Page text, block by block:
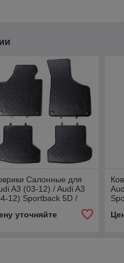
Салонные для
A3 (03-12) / Audi A3
12) Sportback 5D /
S3 (06-12) / Audi A3
14) Cabrio
уточняйте